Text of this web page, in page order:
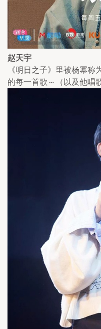
赵天宇
《明日之子》里被杨幂称
的每一首歌～（以及他唱